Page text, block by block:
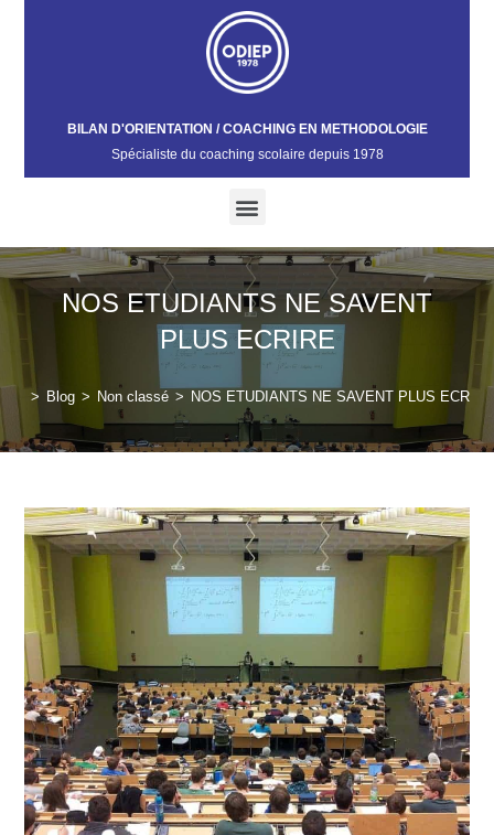
BILAN D'ORIENTATION / COACHING EN METHODOLOGIE
Spécialiste du coaching scolaire depuis 1978​
NOS ETUDIANTS NE SAVENT
PLUS ECRIRE
> Blog > Non classé > NOS ETUDIANTS NE SAVENT PLUS ECRIRE